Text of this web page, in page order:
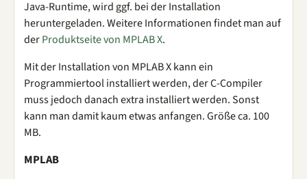
Java-Runtime, wird ggf. bei der Installation
heruntergeladen. Weitere Informationen findet man auf
derProduktseite von MPLAB X.
Mit der Installation von MPLAB X kann ein
Programmiertool installiert werden, der C-Compiler
muss jedoch danach extra installiert werden. Sonst
kann man damit kaum etwas anfangen. Größe ca. 100
MB.
MPLAB